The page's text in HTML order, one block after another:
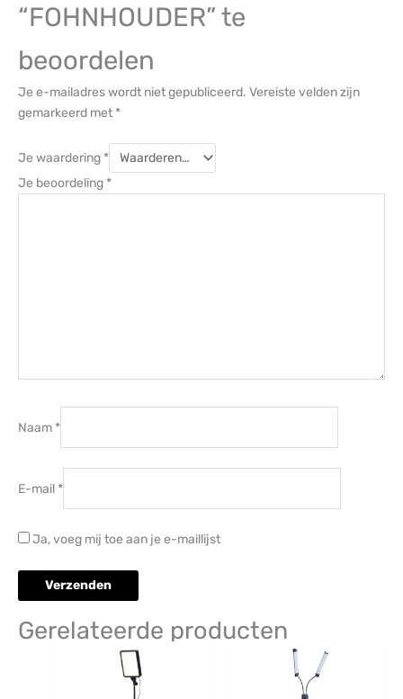
“FOHNHOUDER” te
beoordelen
Je e-mailadres wordt niet gepubliceerd. Vereiste velden zijn
gemarkeerd met *
Je waardering *
Je beoordeling *
Naam *
E-mail *
Ja, voeg mij toe aan je e-maillijst
Gerelateerde producten